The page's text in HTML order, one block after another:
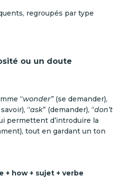
regroupés par type
ou un doute
“wonder”(se demander),
“ask” (demander), “don’t
permettent d’introduire la
tout en gardant un ton
+ how + sujet + verbe